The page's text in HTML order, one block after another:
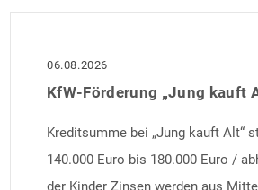
06.08.2026
Kreditsumme bei „Jung kauft Alt“
140.000 Euro bis 180.000 Euro /
der Kinder Zinsen werden aus